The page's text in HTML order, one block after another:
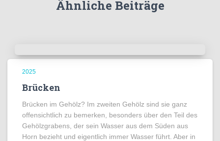
Ähnliche Beiträge
2025
Brücken
Brücken im Gehölz? Im zweiten Gehölz sind sie ganz
offensichtlich zu bemerken, besonders über den Teil des
Gehölzgrabens, der sein Wasser aus dem Süden aus
Horn bezieht und eigentlich immer Wasser führt. Aber in